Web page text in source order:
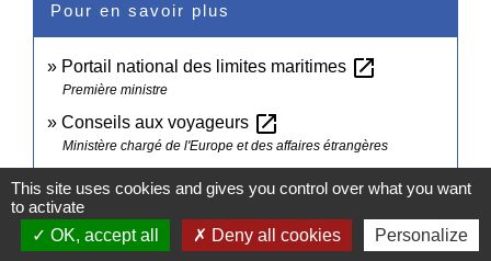
Pour en savoir plus
Portail national des limites maritimes open_in_new
Première ministre
Conseils aux voyageurs open_in_new
Ministère chargé de l'Europe et des affaires étrangères
This site uses cookies and gives you control over what you want
to activate
OK, accept all
Deny all cookies Personalize